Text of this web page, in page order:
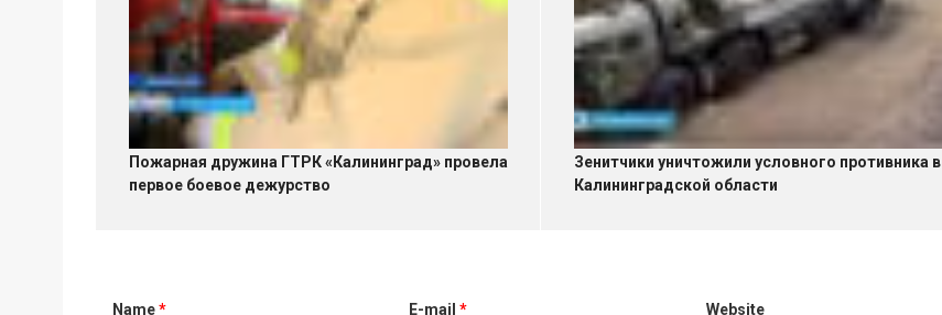
Пожарная дружина ГТРК «Калининград» провела
первое боевое дежурство
Зенитчики уничтожили условного противника в
Калининградской области
Name* E-mail* Website